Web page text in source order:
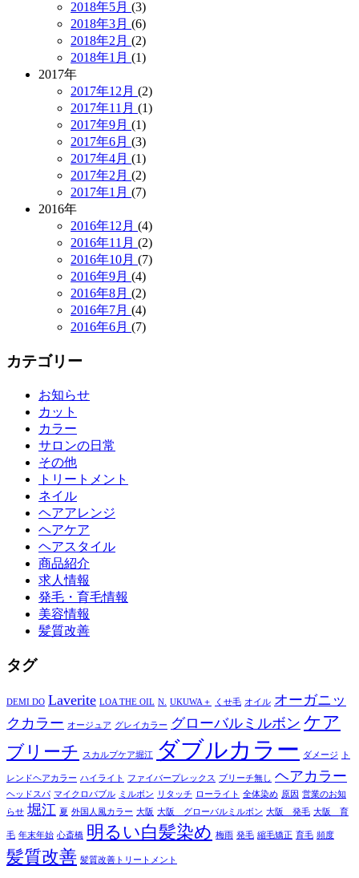
2018年5月 (3)
2018年3月 (6)
2018年2月 (2)
2018年1月 (1)
2017年
2017年12月 (2)
2017年11月 (1)
2017年9月 (1)
2017年6月 (3)
2017年4月 (1)
2017年2月 (2)
2017年1月 (7)
2016年
2016年12月 (4)
2016年11月 (2)
2016年10月 (7)
2016年9月 (4)
2016年8月 (2)
2016年7月 (4)
2016年6月 (7)
カテゴリー
お知らせ
カット
カラー
サロンの日常
その他
トリートメント
ネイル
ヘアアレンジ
ヘアケア
ヘアスタイル
商品紹介
求人情報
発毛・育毛情報
美容情報
髪質改善
タグ
DEMI DO Laverite LOA THE OIL N. UKUWA＋ くせ毛 オイル オーガニッ
クカラー オージュア グレイカラー グローバルミルボン ケア
ブリーチ
スカルプケア堀江 ダブルカラー ダメージ ト
レンドヘアカラー ハイライト ファイバープレックス ブリーチ無し ヘアカラー
ヘッドスパ マイクロバブル ミルボン リタッチ ローライト 全体染め 原因 営業のお知
らせ 堀江 夏 外国人風カラー 大阪 大阪 グローバルミルボン 大阪 発毛 大阪 育
毛 年末年始 心斎橋 明るい白髪染め 梅雨 発毛 縮毛矯正 育毛 頻度
髪質改善 髪質改善トリートメント